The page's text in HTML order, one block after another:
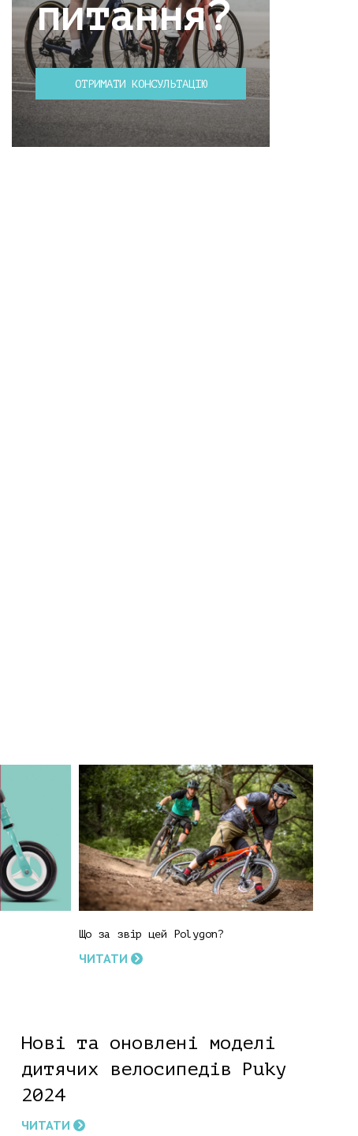
питання?
ОТРИМАТИ КОНСУЛЬТАЦІЮ
Що за звір цей Polygon?
ЧИТАТИ
Нові та оновлені моделі
дитячих велосипедів Puky
2024
ЧИТАТИ